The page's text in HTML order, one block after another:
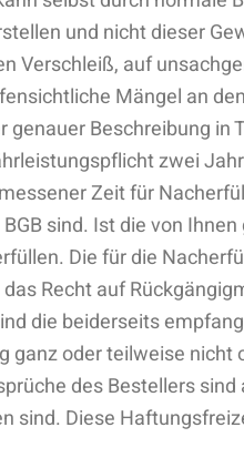
und nicht dieser
Verschleiß, auf
Mängel an
Beschreibung
zwei
Zeit für
sind. Ist die von
Die für die
Recht auf
die beiderseits
oder teilweise
des Bestellers
sind. Diese